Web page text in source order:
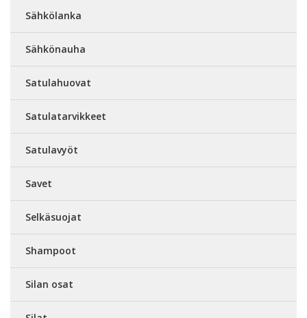
Sähkölanka
Sähkönauha
Satulahuovat
Satulatarvikkeet
Satulavyöt
Savet
Selkäsuojat
Shampoot
Silan osat